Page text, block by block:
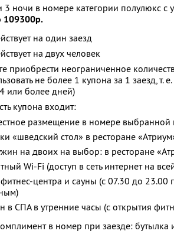
3 ночи в номере категории полулюкс с
109300р.
на один заезд
на двух человек
приобрести неограниченное
не более 1 купона за 1 заезд, т.
или более дней)
купона входит:
размещение в номере выбранной
«шведский стол» в ресторане
на двоих на выбор: в ресторане
Wi-Fi (доступ в сеть интернет на
фитнес-центра и сауны (с 07.30 до
в СПА в утренние часы (с открытия
в номер при заезде: бутылка